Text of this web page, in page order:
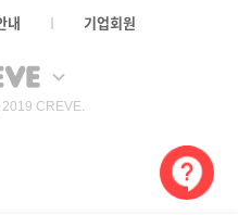
내 기업회원
CREVE.